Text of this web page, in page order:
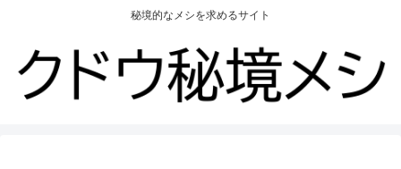
秘境的なメシを求めるサイト